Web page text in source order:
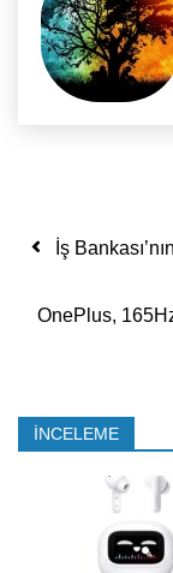
Yazı
İş
OnePlus,
İNCELEME